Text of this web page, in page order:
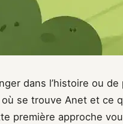
dans l’histoire ou
se trouve Anet et ce
première approche